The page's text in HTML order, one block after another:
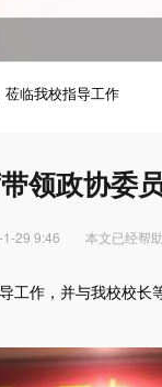
莅临我校指导工作
领政协委
29 9:46 本文已经帮
工作，并与我校校